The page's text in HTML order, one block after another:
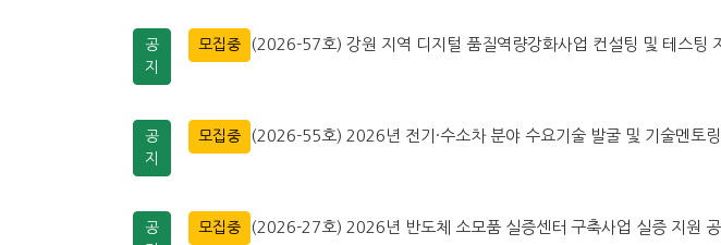
공
지
모집중 (2026-57호) 강원 지역 디지털 품질역량강화사업 컨설팅 및 테스팅
공
지
모집중 (2026-55호) 2026년 전기·수소차 분야 수요기술 발굴 및 기술멘토
공
모집중 (2026-27호) 2026년 반도체 소모품 실증센터 구축사업 실증 지원